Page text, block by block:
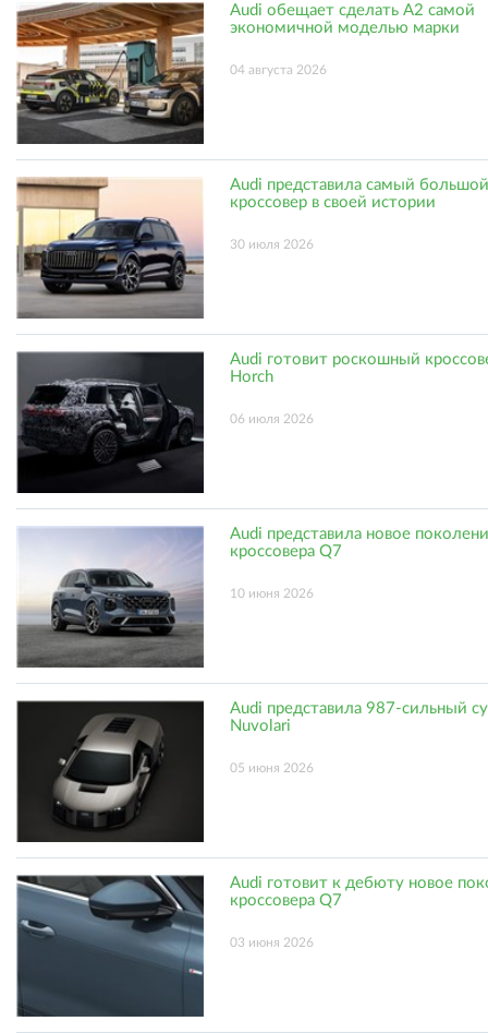
Audi обещает сделать A2 самой
экономичной моделью марки
04 августа 2026
Audi представила самый большой
кроссовер в своей истории
30 июля 2026
Audi готовит роскошный
Horch
06 июля 2026
Audi представила новое
кроссовера Q7
10 июня 2026
Audi представила 987-сильный
Nuvolari
05 июня 2026
Audi готовит к дебюту новое
кроссовера Q7
03 июня 2026